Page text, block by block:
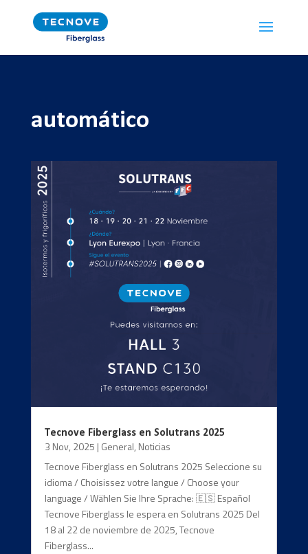
automático
Tecnove Fiberglass en Solutrans 2025
3 Nov, 2025 | General, Noticias
Tecnove Fiberglass en Solutrans 2025 Seleccione su
idioma / Choisissez votre langue / Choose your
language / Wählen Sie Ihre Sprache: 🇪🇸 Español
Tecnove Fiberglass le espera en Solutrans 2025 Del
18 al 22 de noviembre de 2025, Tecnove
Fiberglass...